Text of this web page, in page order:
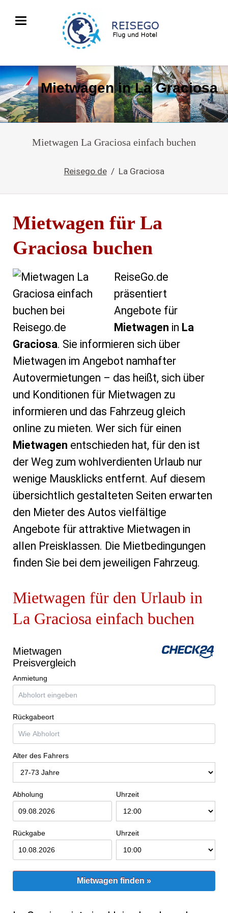
Mietwagen in La Graciosa
Mietwagen La Graciosa einfach buchen
Reisego.de La Graciosa
Mietwagen für La
Graciosa buchen
ReiseGo.de
präsentiert
Angebote für
Mietwagen in La
Graciosa. Sie informieren sich über
Mietwagen im Angebot namhafter
Autovermietungen – das heißt, sich über
und Konditionen für Mietwagen zu
informieren und das Fahrzeug gleich
online zu mieten. Wer sich für einen
Mietwagen entschieden hat, für den ist
der Weg zum wohlverdienten Urlaub nur
wenige Mausklicks entfernt. Auf diesem
übersichtlich gestalteten Seiten erwarten
den Mieter des Autos vielfältige
Angebote für attraktive Mietwagen in
allen Preisklassen. Die Mietbedingungen
finden Sie bei dem jeweiligen Fahrzeug.
Mietwagen für den Urlaub in
La Graciosa einfach buchen
Mietwagen
Preisvergleich
Anmietung
Rückgabeort
Alter des Fahrers
Abholung Uhrzeit
Rückgabe Uhrzeit
Mietwagen finden »